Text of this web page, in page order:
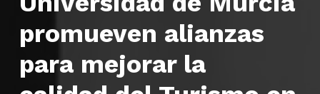
promueven alianzas
para mejorar la